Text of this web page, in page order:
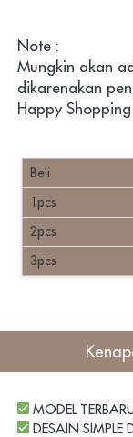
Note :
Mungkin akan
dikarenakan
Happy
Beli
1pcs
2pcs
3pcs
MODEL
DESAIN